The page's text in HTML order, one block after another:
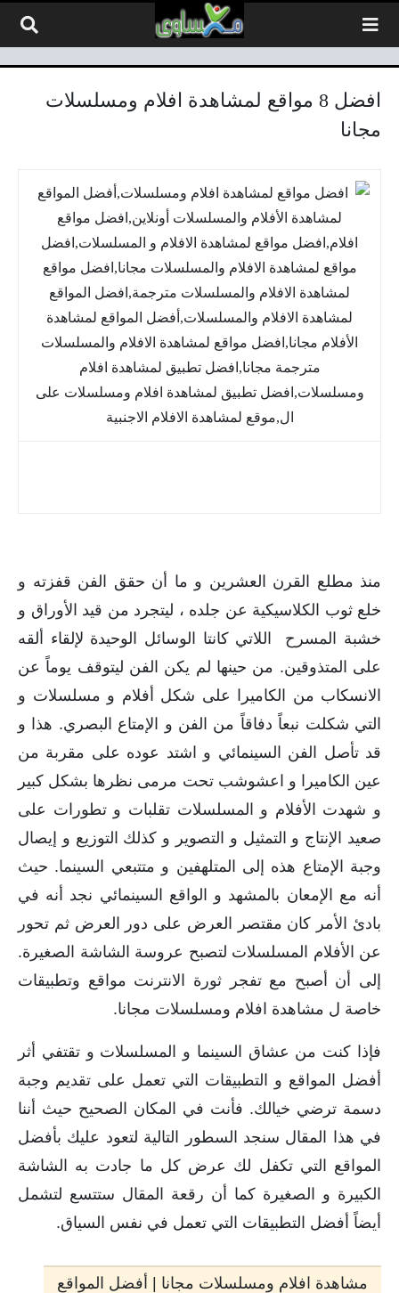
افضل 8 مواقع لمشاهدة افلام ومسلسلات
مجانا ‌
منذ مطلع القرن العشرين و ما أن حقق الفن قفزته و
خلع ثوب الكلاسيكية عن جلده ، ليتجرد من قيد الأوراق و
خشبة المسرح اللاتي كانتا الوسائل الوحيدة لإلقاء ألقه
على المتذوقين. من حينها لم يكن الفن ليتوقف يوماً عن
الانسكاب من الكاميرا على شكل أفلام و مسلسلات و
التي شكلت نبعاً دفاقاً من الفن و الإمتاع البصري. هذا و
قد تأصل الفن السينمائي و اشتد عوده على مقربة من
عين الكاميرا و اعشوشب تحت مرمى نظرها بشكل كبير
و شهدت الأفلام و المسلسلات تقلبات و تطورات على
صعيد الإنتاج و التمثيل و التصوير و كذلك التوزيع و إيصال
وجبة الإمتاع هذه إلى المتلهفين و متتبعي السينما. حيث
أنه مع الإمعان بالمشهد و الواقع السينمائي نجد أنه في
بادئ الأمر كان مقتصر العرض على دور العرض ثم تحور
عن الأفلام المسلسلات لتصبح عروسة الشاشة الصغيرة.
إلى أن أصبح مع تفجر ثورة الانترنت مواقع وتطبيقات
خاصة ل مشاهدة افلام ومسلسلات مجانا.
فإذا كنت من عشاق السينما و المسلسلات و تقتفي أثر
أفضل المواقع و التطبيقات التي تعمل على تقديم وجبة
دسمة ترضي خيالك. فأنت في المكان الصحيح حيث أننا
في هذا المقال سنجد السطور التالية لتعود عليك بأفضل
المواقع التي تكفل لك عرض كل ما جادت به الشاشة
الكبيرة و الصغيرة كما أن رقعة المقال ستتسع لتشمل
أيضاً أفضل التطبيقات التي تعمل في نفس السياق.
مشاهدة افلام ومسلسلات مجانا | أفضل المواقع